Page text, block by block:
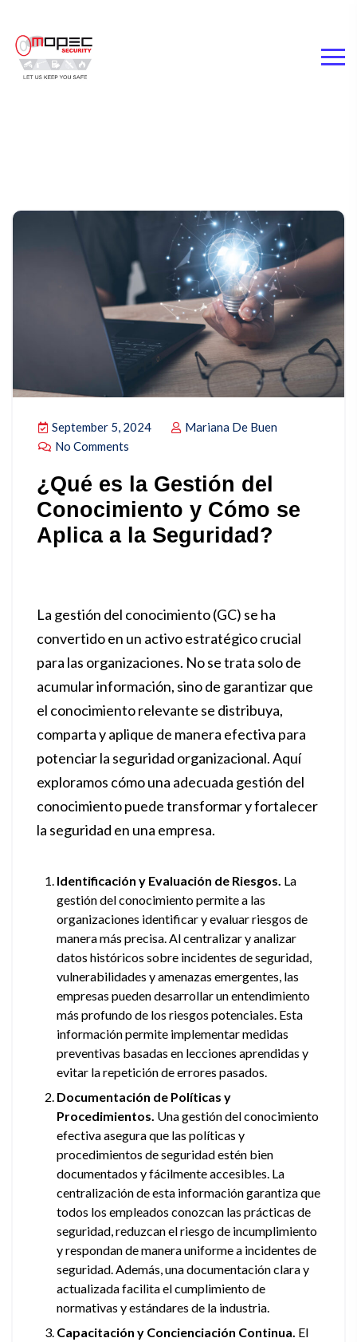
September 5, 2024
Mariana De Buen
No Comments
¿Qué es la Gestión del
Conocimiento y Cómo se
Aplica a la Seguridad?
La gestión del conocimiento (GC) se ha
convertido en un activo estratégico crucial
para las organizaciones. No se trata solo de
acumular información, sino de garantizar que
el conocimiento relevante se distribuya,
comparta y aplique de manera efectiva para
potenciar la seguridad organizacional. Aquí
exploramos cómo una adecuada gestión del
conocimiento puede transformar y fortalecer
la seguridad en una empresa.
Identificación y Evaluación de Riesgos. La
gestión del conocimiento permite a las
organizaciones identificar y evaluar riesgos de
manera más precisa. Al centralizar y analizar
datos históricos sobre incidentes de seguridad,
vulnerabilidades y amenazas emergentes, las
empresas pueden desarrollar un entendimiento
más profundo de los riesgos potenciales. Esta
información permite implementar medidas
preventivas basadas en lecciones aprendidas y
evitar la repetición de errores pasados.
Documentación de Políticas y
Procedimientos. Una gestión del conocimiento
efectiva asegura que las políticas y
procedimientos de seguridad estén bien
documentados y fácilmente accesibles. La
centralización de esta información garantiza que
todos los empleados conozcan las prácticas de
seguridad, reduzcan el riesgo de incumplimiento
y respondan de manera uniforme a incidentes de
seguridad. Además, una documentación clara y
actualizada facilita el cumplimiento de
normativas y estándares de la industria.
Capacitación y Concienciación Continua. El